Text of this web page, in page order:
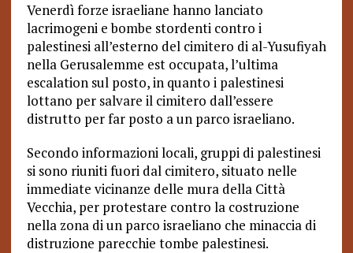
Venerdì forze israeliane hanno lanciato
lacrimogeni e bombe stordenti contro i
palestinesi all’esterno del cimitero di al-Yusufiyah
nella Gerusalemme est occupata, l’ultima
escalation sul posto, in quanto i palestinesi
lottano per salvare il cimitero dall’essere
distrutto per far posto a un parco israeliano.
Secondo informazioni locali, gruppi di palestinesi
si sono riuniti fuori dal cimitero, situato nelle
immediate vicinanze delle mura della Città
Vecchia, per protestare contro la costruzione
nella zona di un parco israeliano che minaccia di
distruzione parecchie tombe palestinesi.